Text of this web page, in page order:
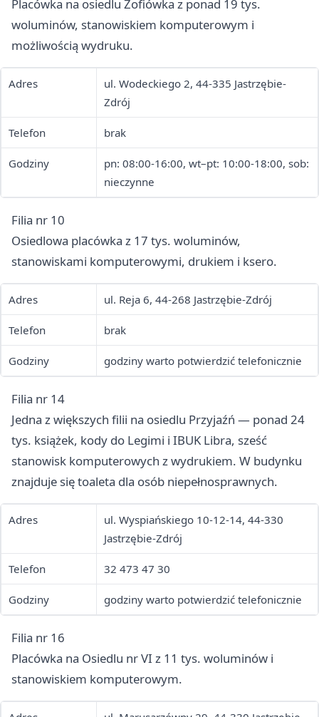
Placówka na osiedlu Zofiówka z ponad 19 tys.
woluminów, stanowiskiem komputerowym i
możliwością wydruku.
Adres
ul. Wodeckiego 2, 44-335 Jastrzębie-
Zdrój
Telefon brak
Godziny
pn: 08:00-16:00, wt–pt: 10:00-18:00, sob:
nieczynne
Filia nr 10
Osiedlowa placówka z 17 tys. woluminów,
stanowiskami komputerowymi, drukiem i ksero.
Adres ul. Reja 6, 44-268 Jastrzębie-Zdrój
Telefon brak
Godziny godziny warto potwierdzić telefonicznie
Filia nr 14
Jedna z większych filii na osiedlu Przyjaźń — ponad 24
tys. książek, kody do Legimi i IBUK Libra, sześć
stanowisk komputerowych z wydrukiem. W budynku
znajduje się toaleta dla osób niepełnosprawnych.
Adres
ul. Wyspiańskiego 10-12-14, 44-330
Jastrzębie-Zdrój
Telefon 32 473 47 30
Godziny godziny warto potwierdzić telefonicznie
Filia nr 16
Placówka na Osiedlu nr VI z 11 tys. woluminów i
stanowiskiem komputerowym.